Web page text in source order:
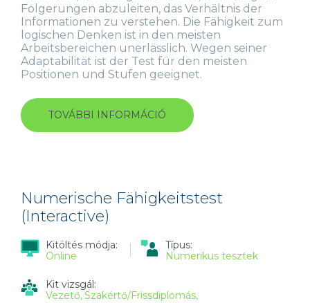
Folgerungen abzuleiten, das Verhältnis der
Informationen zu verstehen. Die Fähigkeit zum
logischen Denken ist in den meisten
Arbeitsbereichen unerlässlich. Wegen seiner
Adaptabilität ist der Test für den meisten
Positionen und Stufen geeignet.
TOVÁBBI INFORMÁCIÓ INDUKTIV
FÄHIGKEITSTEST
Numerische Fähigkeitstest
(Interactive)
Kitöltés módja:
Online
Típus:
Numerikus tesztek
Kit vizsgál:
Vezető Szakértő/Frissdiplomás